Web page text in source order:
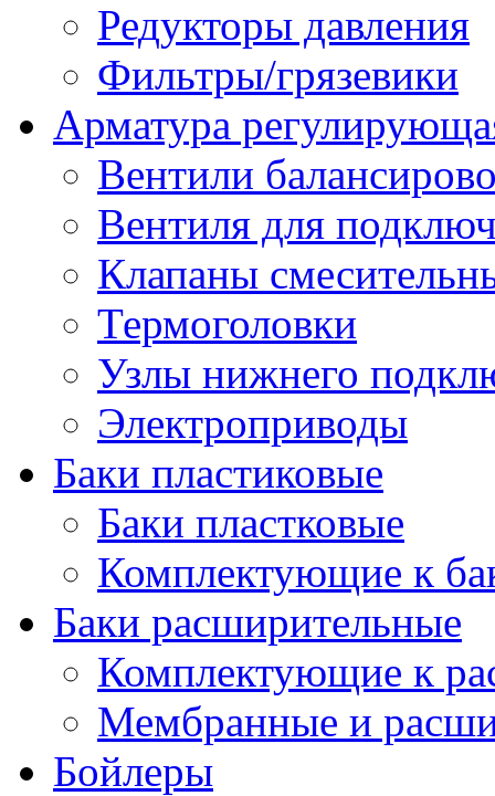
Редукторы давления
Фильтры/грязевики
Арматура
Вентили
Вентиля для
Клапаны
Термоголовки
Узлы нижнего
Электроприводы
Баки пластиковые
Баки пластковые
Комплектующие к
Баки расширительные
Комплектующие к
Мембранные и
Бойлеры